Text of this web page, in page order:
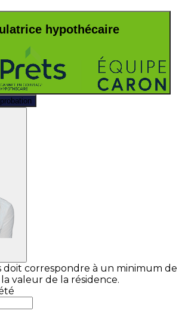
hypothécaire
doit correspondre à un minimum de
valeur de la résidence.